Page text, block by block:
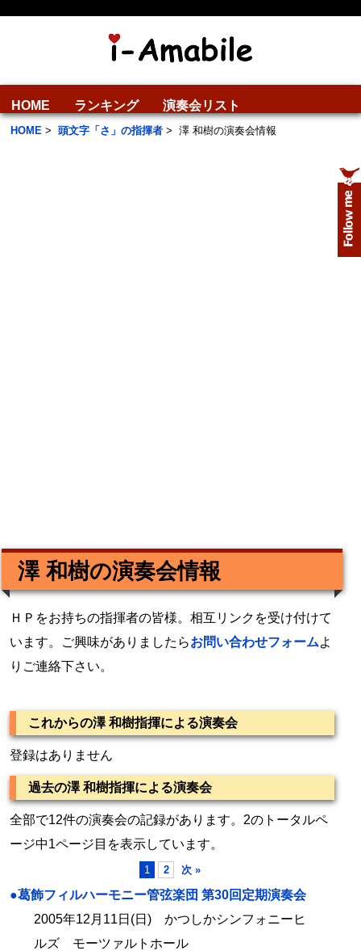
HOME ランキング 演奏会リスト
HOME > 頭文字「さ」の指揮者 > 澤 和樹の演奏会情報
澤 和樹の演奏会情報
ＨＰをお持ちの指揮者の皆様。相互リンクを受け付けて
います。ご興味がありましたらお問い合わせフォームよ
りご連絡下さい。
これからの澤 和樹指揮による演奏会
登録はありません
過去の澤 和樹指揮による演奏会
全部で12件の演奏会の記録があります。2のトータルペ
ージ中1ページ目を表示しています。
1 2 次 »
●葛飾フィルハーモニー管弦楽団 第30回定期演奏会
2005年12月11日(日) かつしかシンフォニーヒ
ルズ モーツァルトホール